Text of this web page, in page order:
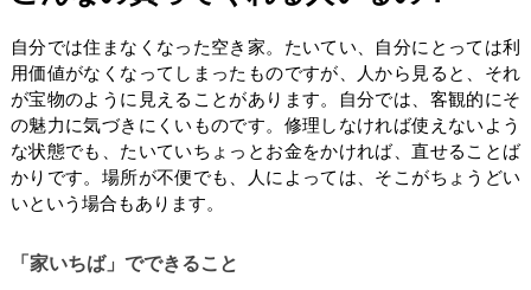
自分では住まなくなった空き家。たいてい、自分にとっては利
用価値がなくなってしまったものですが、人から見ると、それ
が宝物のように見えることがあります。自分では、客観的にそ
の魅力に気づきにくいものです。修理しなければ使えないよう
な状態でも、たいていちょっとお金をかければ、直せることば
かりです。場所が不便でも、人によっては、そこがちょうどい
いという場合もあります。
「家いちば」でできること